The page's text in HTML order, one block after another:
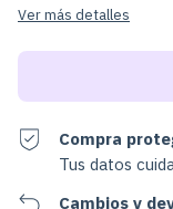
Ver más detalles
Compra
Tus datos
Cambios y